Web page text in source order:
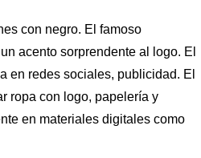
con negro. El famoso
acento sorprendente al logo. El
en redes sociales, publicidad. El
ropa con logo, papelería y
en materiales digitales como